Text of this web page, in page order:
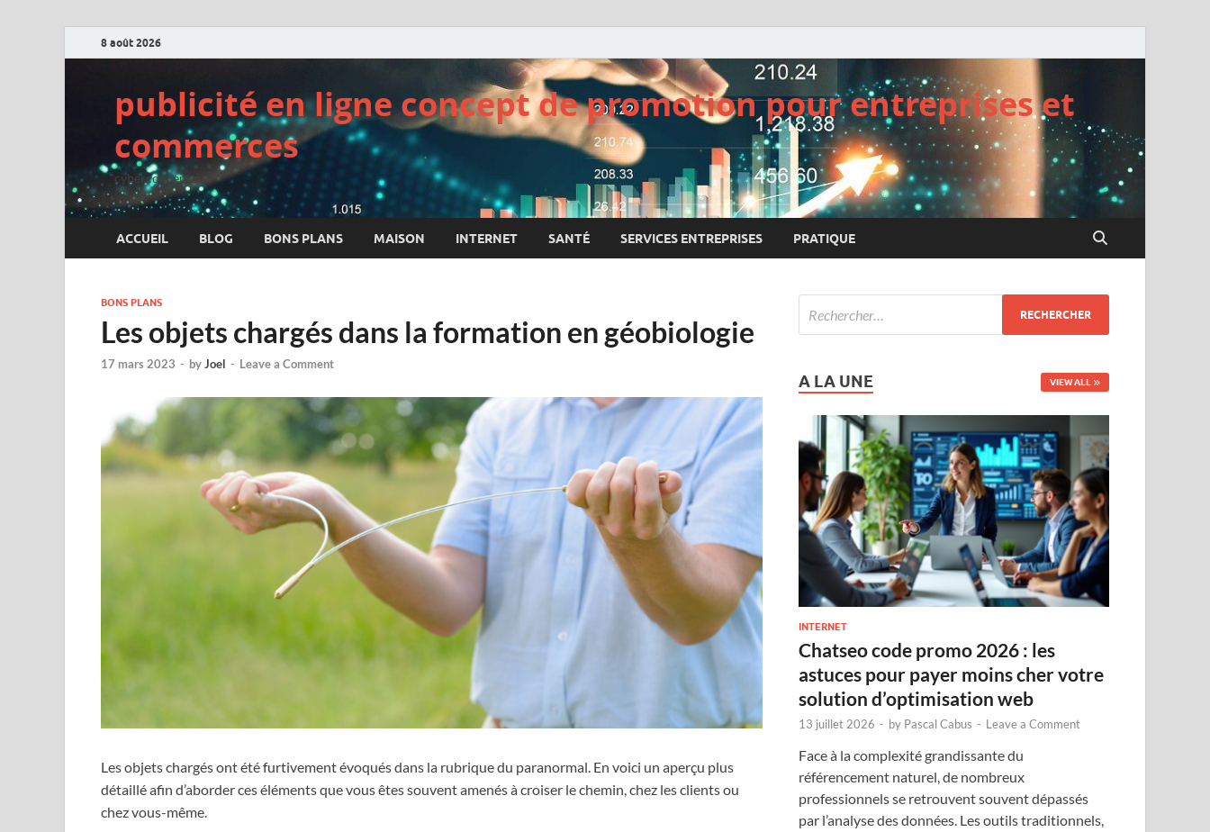
8 août 2026
publicité en ligne concept de promotion pour entreprises et
commerces
cyberconcept.net
ACCUEIL BLOG BONS PLANS MAISON INTERNET SANTÉ SERVICES ENTREPRISES PRATIQUE
BONS PLANS
Les objets chargés dans la formation en géobiologie
17 mars 2023 - byJoel - Leave a Comment
Les objets chargés ont été furtivement évoqués dans la rubrique du paranormal. En voici un aperçu plus
détaillé afin d’aborder ces éléments que vous êtes souvent amenés à croiser le chemin, chez les clients ou
chez vous-même.
A LA UNE VIEW ALL
INTERNET
Chatseo code promo 2026 : les
astuces pour payer moins cher votre
solution d’optimisation web
13 juillet 2026 - by Pascal Cabus - Leave a Comment
Face à la complexité grandissante du
référencement naturel, de nombreux
professionnels se retrouvent souvent dépassés
par l’analyse des données. Les outils traditionnels,